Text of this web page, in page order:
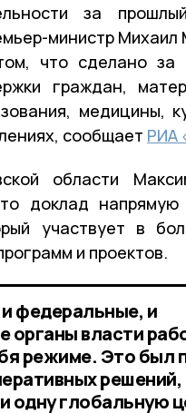
за
министр
что сделано за
граждан,
медицины,
сообщает РИА
области
доклад напрямую
участвует в
и проектов.
федеральные, и
органы власти
режиме. Это был
одну глобальную